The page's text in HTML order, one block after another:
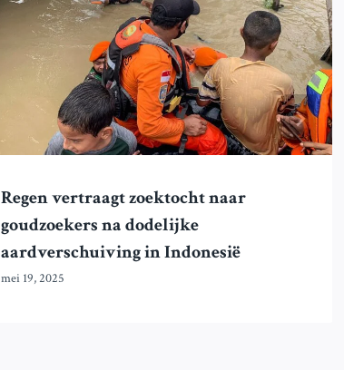
Regen vertraagt zoektocht naar
goudzoekers na dodelijke
aardverschuiving in Indonesië
mei 19, 2025